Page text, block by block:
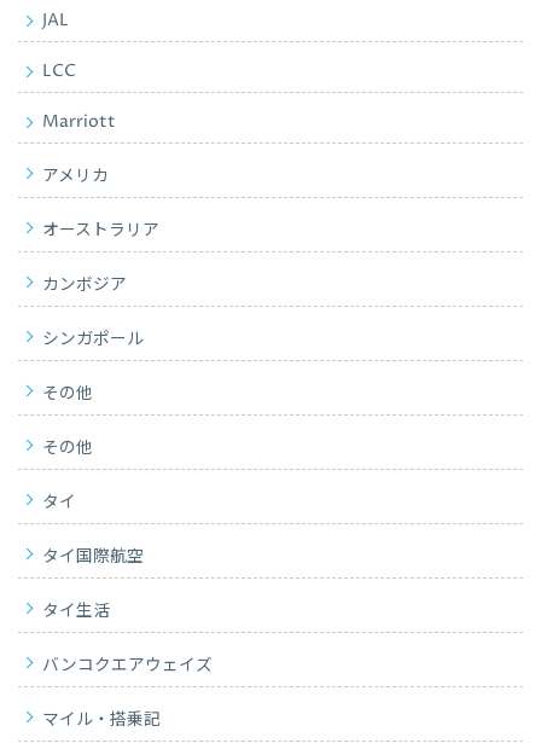
JAL
LCC
Marriott
アメリカ
オーストラリア
カンボジア
シンガポール
その他
その他
タイ
タイ国際航空
タイ生活
バンコクエアウェイズ
マイル・搭乗記